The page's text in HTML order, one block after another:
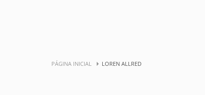
PÁGINA INICIAL LOREN ALLRED